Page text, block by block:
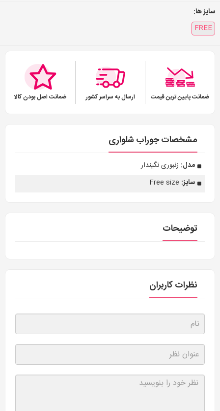
سایز ها:
FREE
ضمانت پایین ترین قیمت ارسال به سراسر کشور ضمانت اصل بودن کالا
مشخصات جوراب شلواری
مدل: زنبوری نگیندار
سایز: Free size
توضیحات
نظرات کاربران